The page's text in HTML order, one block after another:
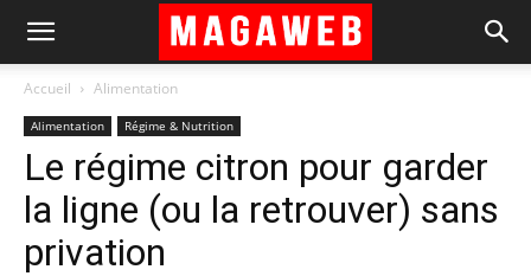
Accueil Alimentation
Alimentation Régime & Nutrition
Le régime citron pour garder
la ligne (ou la retrouver) sans
privation